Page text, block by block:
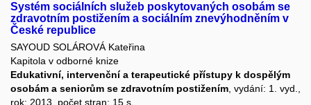
Systém sociálních služeb poskytovaných osobám se
zdravotním postižením a sociálním znevýhodněním v
České republice
SAYOUD SOLÁROVÁ Kateřina
Kapitola v odborné knize
Edukativní, intervenční a terapeutické přístupy k dospělým
osobám a seniorům se zdravotním postižením, vydání: 1. vyd.,
rok: 2013, počet stran: 15 s.